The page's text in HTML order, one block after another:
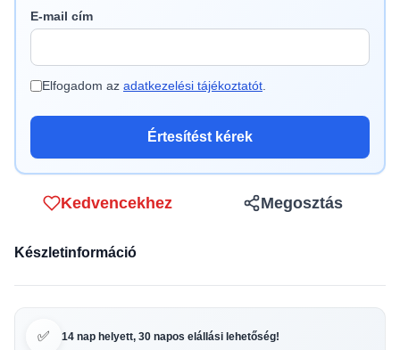
E-mail cím
Elfogadom az adatkezelési tájékoztatót
Értesítést kérek
Kedvencekhez Megosztás
Készletinformáció
✅ 14 nap helyett, 30 napos elállási lehetőség!